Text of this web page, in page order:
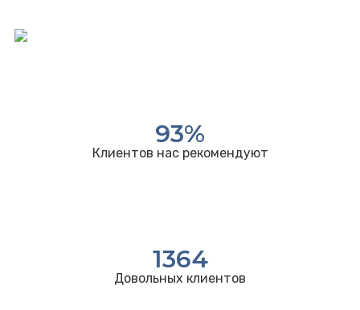
93%
Клиентов нас рекомендуют
1364
Довольных клиентов